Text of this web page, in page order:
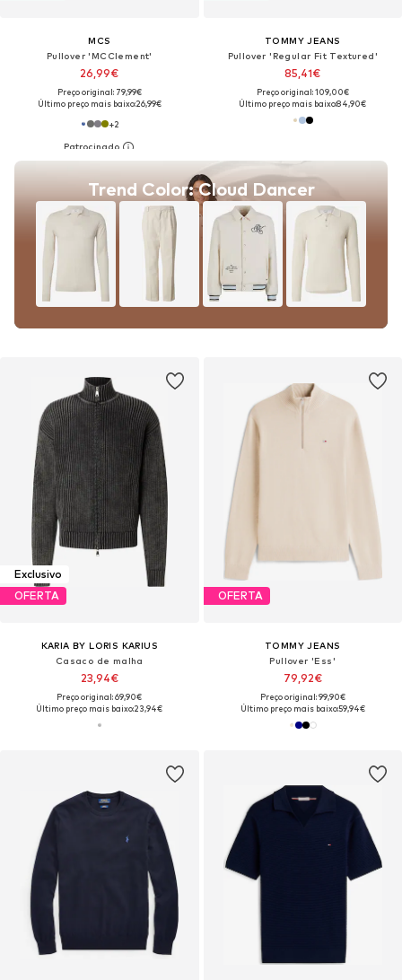
MCS
Pullover 'MCClement'
26,99€
Preço original: 79,99€
Último preço mais baixo:26,99€
+2
Trend Color: Cloud Dancer
TOMMY JEANS
Pullover 'Regular Fit Textured'
85,41€
Preço original: 109,00€
Último preço mais baixo:84,90€
Exclusivo
OFERTA
KARIA BY LORIS KARIUS
Casaco de malha
23,94€
Preço original: 69,90€
Último preço mais baixo:23,94€
OFERTA
TOMMY JEANS
Pullover 'Ess'
79,92€
Preço original: 99,90€
Último preço mais baixo:59,94€